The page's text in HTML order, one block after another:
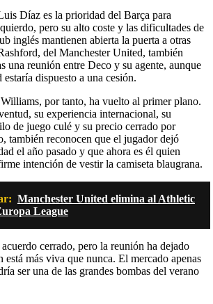
Díaz es la prioridad del Barça para
pero su alto coste y las dificultades de
inglés mantienen abierta la puerta a otras
del Manchester United, también
una reunión entre Deco y su agente, aunque
dispuesto a una cesión.
por tanto, ha vuelto al primer plano.
su experiencia internacional, su
de juego culé y su precio cerrado por
también reconocen que el jugador dejó
el año pasado y que ahora es él quien
intención de vestir la camiseta blaugrana.
Manchester United elimina al Athletic
League
cerrado, pero la reunión ha dejado
está más viva que nunca. El mercado apenas
ser una de las grandes bombas del verano